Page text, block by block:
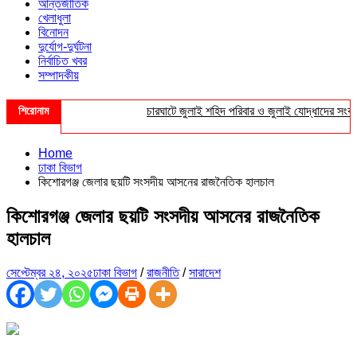
আন্তর্জাতিক
খেলাধুলা
বিনোদন
দুর্যোগ-দুর্ঘটনা
নির্বাচিত খবর
সম্পাদকীয়
শিরোনাম চারঘাটে জুলাই শহিদ পরিবার ও জুলাই যোদ্ধাদের সংবর্ধনা
Home
ঢাকা বিভাগ
কিশোরগঞ্জ জেলার ছয়টি সংসদীয় আসনের রাজনৈতিক হালচাল
কিশোরগঞ্জ জেলার ছয়টি সংসদীয় আসনের রাজনৈতিক
হালচাল
সেপ্টেম্বর ২৪, ২০২৫ঢাকা বিভাগ /রাজনীতি/সারাদেশ